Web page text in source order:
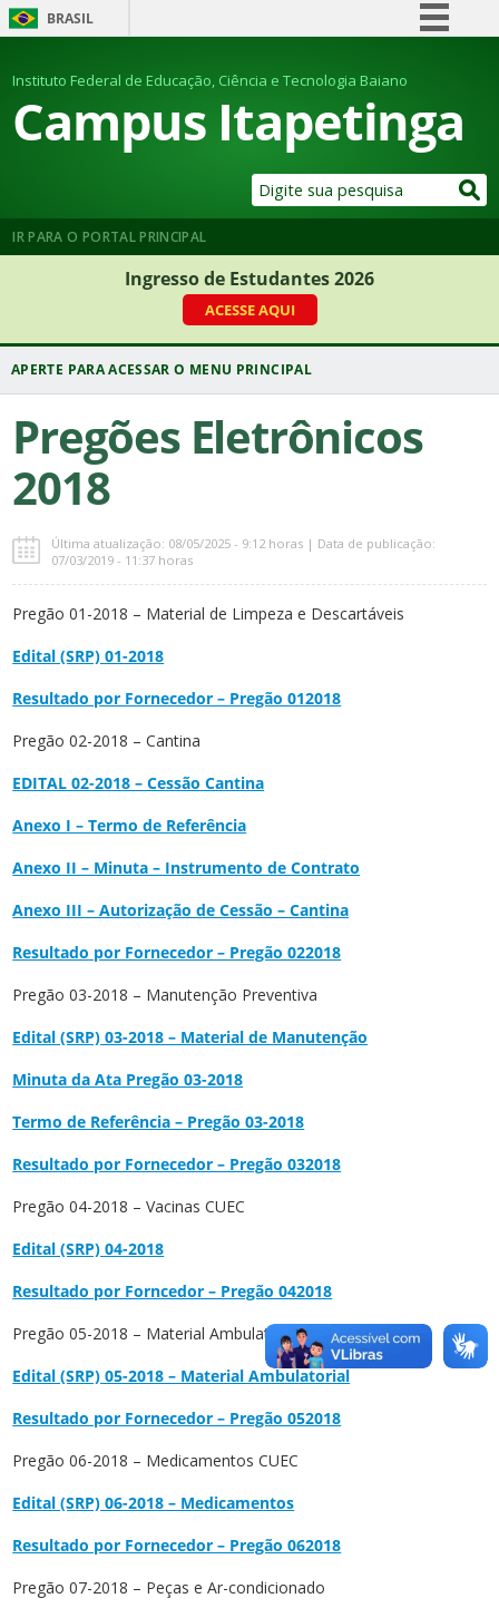
BRASIL
Comunica BR
Participe
Legislação
Instituto Federal de Educação, Ciência e Tecnologia Baiano
Campus Itapetinga
IR PARA O PORTAL PRINCIPAL
Ingresso de Estudantes 2026
ACESSE AQUI
Pregões Eletrônicos
2018
Última atualização: 08/05/2025 - 9:12 horas | Data de publicação:
07/03/2019 - 11:37 horas
Pregão 01-2018 – Material de Limpeza e Descartáveis
Edital (SRP) 01-2018
Resultado por Fornecedor – Pregão 012018
Pregão 02-2018 – Cantina
EDITAL 02-2018 – Cessão Cantina
Anexo I – Termo de Referência
Anexo II – Minuta – Instrumento de Contrato
Anexo III – Autorização de Cessão – Cantina
Resultado por Fornecedor – Pregão 022018
Pregão 03-2018 – Manutenção Preventiva
Edital (SRP) 03-2018 – Material de Manutenção
Minuta da Ata Pregão 03-2018
Termo de Referência – Pregão 03-2018
Resultado por Fornecedor – Pregão 032018
Pregão 04-2018 – Vacinas CUEC
Edital (SRP) 04-2018
Resultado por Forncedor – Pregão 042018
Pregão 05-2018 – Material Ambulatorial
Edital (SRP) 05-2018 – Material Ambulatorial
Resultado por Fornecedor – Pregão 052018
Pregão 06-2018 – Medicamentos CUEC
Edital (SRP) 06-2018 – Medicamentos
Resultado por Fornecedor – Pregão 062018
Pregão 07-2018 – Peças e Ar-condicionado